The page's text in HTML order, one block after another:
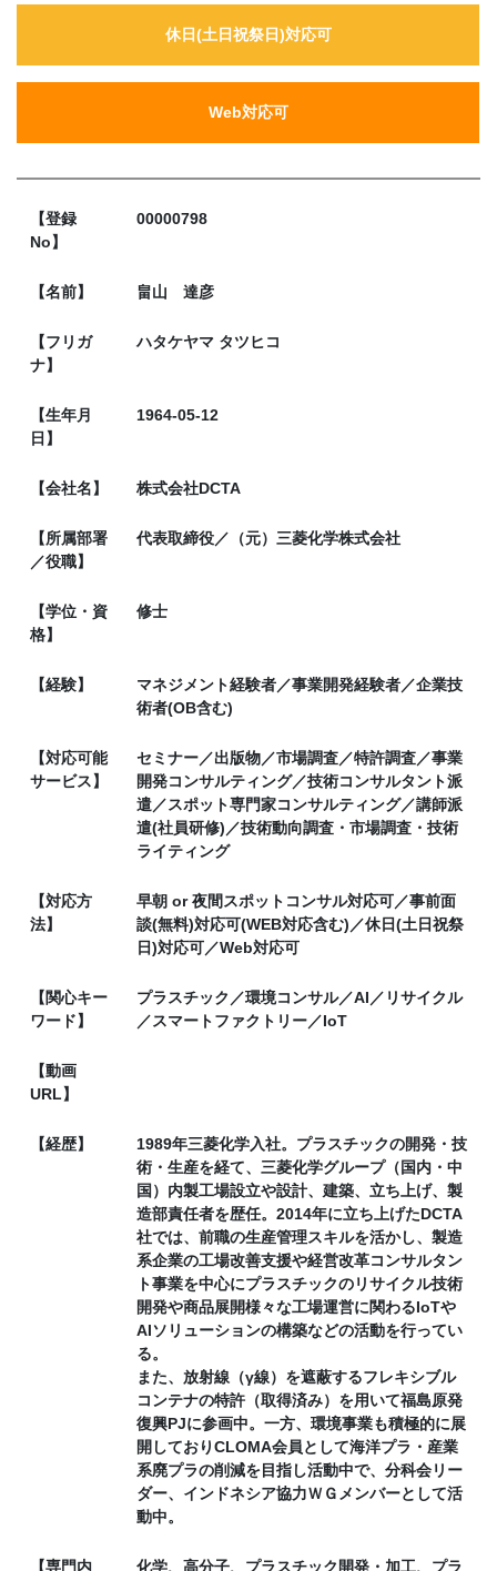
休日(土日祝祭日)対応可
Web対応可
【登録
No】
00000798
【名前】 畠山 達彦
【フリガ
ナ】
ハタケヤマ タツヒコ
【生年月
日】
1964-05-12
【会社名】 株式会社DCTA
【所属部署
／役職】
代表取締役／（元）三菱化学株式会社
【学位・資
格】
修士
【経験】
マネジメント経験者／事業開発経験者／企業技
術者(OB含む)
【対応可能
サービス】
セミナー／出版物／市場調査／特許調査／事業
開発コンサルティング／技術コンサルタント派
遣／スポット専門家コンサルティング／講師派
遣(社員研修)／技術動向調査・市場調査・技術
ライティング
【対応方
法】
早朝 or 夜間スポットコンサル対応可／事前面
談(無料)対応可(WEB対応含む)／休日(土日祝祭
日)対応可／Web対応可
【関心キー
ワード】
プラスチック／環境コンサル／AI／リサイクル
／スマートファクトリー／IoT
【動画
URL】
【経歴】
1989年三菱化学入社。プラスチックの開発・技
術・生産を経て、三菱化学グループ（国内・中
国）内製工場設立や設計、建築、立ち上げ、製
造部責任者を歴任。2014年に立ち上げたDCTA
社では、前職の生産管理スキルを活かし、製造
系企業の工場改善支援や経営改革コンサルタン
ト事業を中心にプラスチックのリサイクル技術
開発や商品展開様々な工場運営に関わるIoTや
AIソリューションの構築などの活動を行ってい
る。
また、放射線（γ線）を遮蔽するフレキシブル
コンテナの特許（取得済み）を用いて福島原発
復興PJに参画中。一方、環境事業も積極的に展
開しておりCLOMA会員として海洋プラ・産業
系廃プラの削減を目指し活動中で、分科会リー
ダー、インドネシア協力ＷＧメンバーとして活
動中。
【専門内
化学、高分子、プラスチック開発・加工、プラ